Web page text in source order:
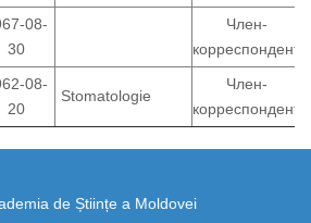
08-
30
Член-
корреспондент
08-
20
Stomatologie
Член-
корреспондент
de Științe a Moldovei